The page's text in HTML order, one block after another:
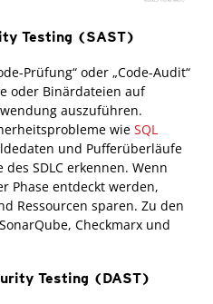
Testing (SAST)
Prüfung“ oder „Code-Audit“
oder Binärdateien auf
auszuführen.
wie SQL
und Pufferüberläufe
SDLC erkennen. Wenn
Phase entdeckt werden,
Ressourcen sparen. Zu den
Checkmarx und
Testing (DAST)